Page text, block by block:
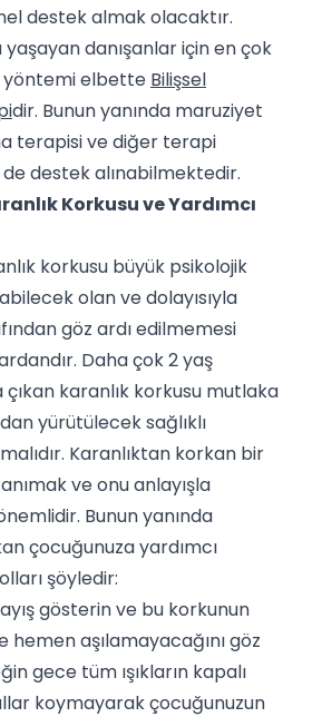
destek almak olacaktır.
yaşayan danışanlar için en çok
yöntemi elbette Bilişsel
dir. Bunun yanında maruziyet
terapisi ve diğer terapi
destek alınabilmektedir.
Korkusu ve Yardımcı
korkusu büyük psikolojik
olan ve dolayısıyla
göz ardı edilmemesi
Daha çok 2 yaş
karanlık korkusu mutlaka
yürütülecek sağlıklı
Karanlıktan korkan bir
ve onu anlayışla
Bunun yanında
çocuğunuza yardımcı
şöyledir:
gösterin ve bu korkunun
hemen aşılamayacağını göz
gece tüm ışıkların kapalı
koymayarak çocuğunuzun